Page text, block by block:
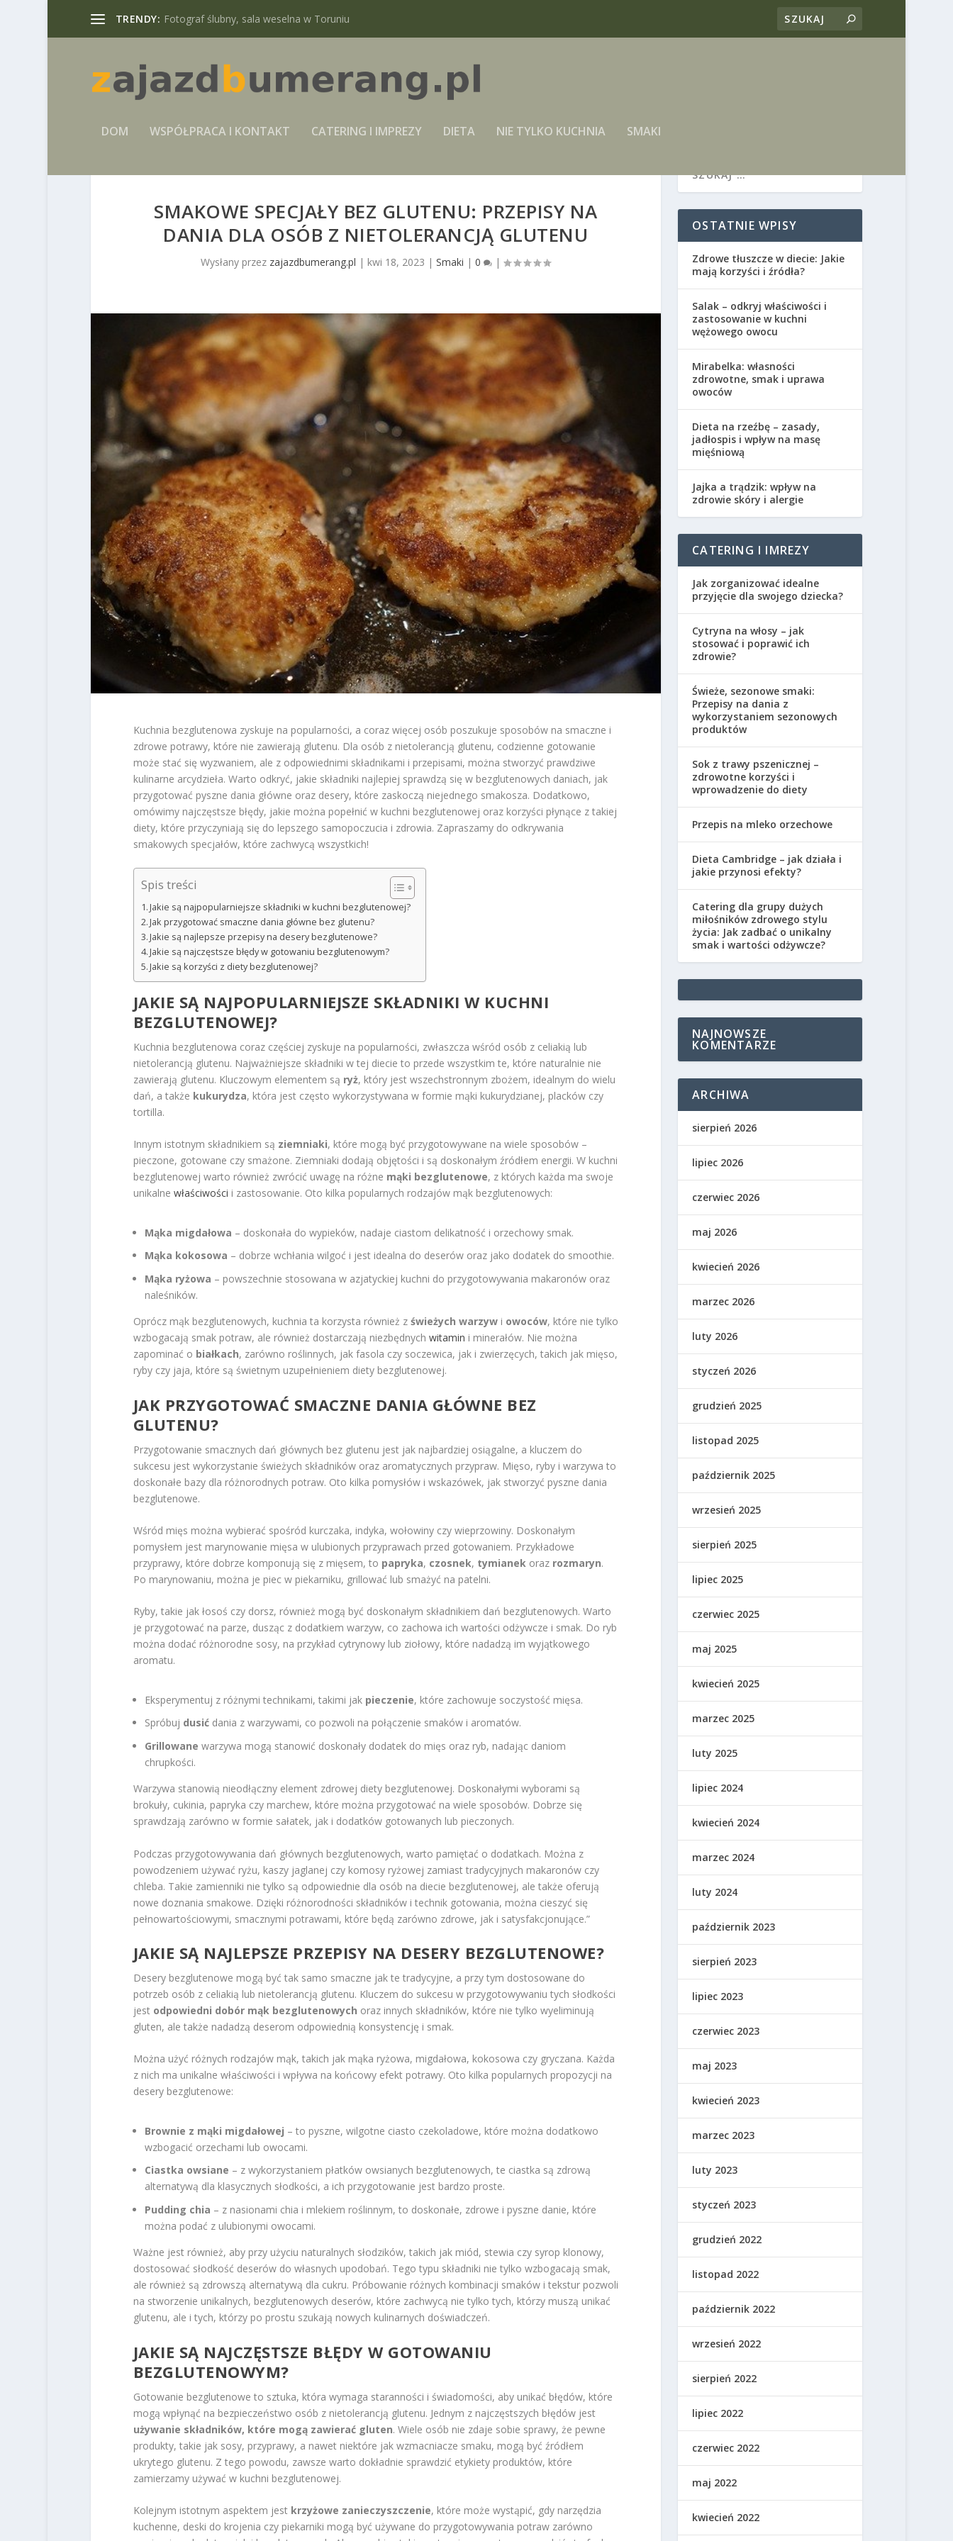
TRENDY: Fotograf ślubny, sala weselna w Toruniu
DOM WSPÓŁPRACA I KONTAKT CATERING I IMPREZY DIETA NIE TYLKO KUCHNIA SMAKI
SMAKOWE SPECJAŁY BEZ GLUTENU: PRZEPISY NA
DANIA DLA OSÓB Z NIETOLERANCJĄ GLUTENU
Wysłany przez zajazdbumerang.pl | kwi 18, 2023 |Smaki |0 |
Kuchnia bezglutenowa zyskuje na popularności, a coraz więcej osób poszukuje sposobów na smaczne i
zdrowe potrawy, które nie zawierają glutenu. Dla osób z nietolerancją glutenu, codzienne gotowanie
może stać się wyzwaniem, ale z odpowiednimi składnikami i przepisami, można stworzyć prawdziwe
kulinarne arcydzieła. Warto odkryć, jakie składniki najlepiej sprawdzą się w bezglutenowych daniach, jak
przygotować pyszne dania główne oraz desery, które zaskoczą niejednego smakosza. Dodatkowo,
omówimy najczęstsze błędy, jakie można popełnić w kuchni bezglutenowej oraz korzyści płynące z takiej
diety, które przyczyniają się do lepszego samopoczucia i zdrowia. Zapraszamy do odkrywania
smakowych specjałów, które zachwycą wszystkich!
Spis treści
Jakie są najpopularniejsze składniki w kuchni bezglutenowej?
Jak przygotować smaczne dania główne bez glutenu?
Jakie są najlepsze przepisy na desery bezglutenowe?
Jakie są najczęstsze błędy w gotowaniu bezglutenowym?
Jakie są korzyści z diety bezglutenowej?
JAKIE SĄ NAJPOPULARNIEJSZE SKŁADNIKI W KUCHNI
BEZGLUTENOWEJ?
Kuchnia bezglutenowa coraz częściej zyskuje na popularności, zwłaszcza wśród osób z celiakią lub
nietolerancją glutenu. Najważniejsze składniki w tej diecie to przede wszystkim te, które naturalnie nie
zawierają glutenu. Kluczowym elementem są ryż, który jest wszechstronnym zbożem, idealnym do wielu
dań, a także kukurydza, która jest często wykorzystywana w formie mąki kukurydzianej, placków czy
tortilla.
Innym istotnym składnikiem są ziemniaki, które mogą być przygotowywane na wiele sposobów –
pieczone, gotowane czy smażone. Ziemniaki dodają objętości i są doskonałym źródłem energii. W kuchni
bezglutenowej warto również zwrócić uwagę na różne mąki bezglutenowe, z których każda ma swoje
unikalne właściwości i zastosowanie. Oto kilka popularnych rodzajów mąk bezglutenowych:
Mąka migdałowa – doskonała do wypieków, nadaje ciastom delikatność i orzechowy smak.
Mąka kokosowa – dobrze wchłania wilgoć i jest idealna do deserów oraz jako dodatek do smoothie.
Mąka ryżowa – powszechnie stosowana w azjatyckiej kuchni do przygotowywania makaronów oraz
naleśników.
Oprócz mąk bezglutenowych, kuchnia ta korzysta również z świeżych warzywi owoców, które nie tylko
wzbogacają smak potraw, ale również dostarczają niezbędnych witamin i minerałów. Nie można
zapominać o białkach, zarówno roślinnych, jak fasola czy soczewica, jak i zwierzęcych, takich jak mięso,
ryby czy jaja, które są świetnym uzupełnieniem diety bezglutenowej.
JAK PRZYGOTOWAĆ SMACZNE DANIA GŁÓWNE BEZ
GLUTENU?
Przygotowanie smacznych dań głównych bez glutenu jest jak najbardziej osiągalne, a kluczem do
sukcesu jest wykorzystanie świeżych składników oraz aromatycznych przypraw. Mięso, ryby i warzywa to
doskonałe bazy dla różnorodnych potraw. Oto kilka pomysłów i wskazówek, jak stworzyć pyszne dania
bezglutenowe.
Wśród mięs można wybierać spośród kurczaka, indyka, wołowiny czy wieprzowiny. Doskonałym
pomysłem jest marynowanie mięsa w ulubionych przyprawach przed gotowaniem. Przykładowe
przyprawy, które dobrze komponują się z mięsem, to papryka, czosnek, tymianekoraz rozmaryn.
Po marynowaniu, można je piec w piekarniku, grillować lub smażyć na patelni.
Ryby, takie jak łosoś czy dorsz, również mogą być doskonałym składnikiem dań bezglutenowych. Warto
je przygotować na parze, dusząc z dodatkiem warzyw, co zachowa ich wartości odżywcze i smak. Do ryb
można dodać różnorodne sosy, na przykład cytrynowy lub ziołowy, które nadadzą im wyjątkowego
aromatu.
Eksperymentuj z różnymi technikami, takimi jak pieczenie, które zachowuje soczystość mięsa.
Spróbuj dusićdania z warzywami, co pozwoli na połączenie smaków i aromatów.
Grillowane warzywa mogą stanowić doskonały dodatek do mięs oraz ryb, nadając daniom
chrupkości.
Warzywa stanowią nieodłączny element zdrowej diety bezglutenowej. Doskonałymi wyborami są
brokuły, cukinia, papryka czy marchew, które można przygotować na wiele sposobów. Dobrze się
sprawdzają zarówno w formie sałatek, jak i dodatków gotowanych lub pieczonych.
Podczas przygotowywania dań głównych bezglutenowych, warto pamiętać o dodatkach. Można z
powodzeniem używać ryżu, kaszy jaglanej czy komosy ryżowej zamiast tradycyjnych makaronów czy
chleba. Takie zamienniki nie tylko są odpowiednie dla osób na diecie bezglutenowej, ale także oferują
nowe doznania smakowe. Dzięki różnorodności składników i technik gotowania, można cieszyć się
pełnowartościowymi, smacznymi potrawami, które będą zarówno zdrowe, jak i satysfakcjonujące.”
JAKIE SĄ NAJLEPSZE PRZEPISY NA DESERY BEZGLUTENOWE?
Desery bezglutenowe mogą być tak samo smaczne jak te tradycyjne, a przy tym dostosowane do
potrzeb osób z celiakią lub nietolerancją glutenu. Kluczem do sukcesu w przygotowywaniu tych słodkości
jest odpowiedni dobór mąk bezglutenowych oraz innych składników, które nie tylko wyeliminują
gluten, ale także nadadzą deserom odpowiednią konsystencję i smak.
Można użyć różnych rodzajów mąk, takich jak mąka ryżowa, migdałowa, kokosowa czy gryczana. Każda
z nich ma unikalne właściwości i wpływa na końcowy efekt potrawy. Oto kilka popularnych propozycji na
desery bezglutenowe:
Brownie z mąki migdałowej – to pyszne, wilgotne ciasto czekoladowe, które można dodatkowo
wzbogacić orzechami lub owocami.
Ciastka owsiane – z wykorzystaniem płatków owsianych bezglutenowych, te ciastka są zdrową
alternatywą dla klasycznych słodkości, a ich przygotowanie jest bardzo proste.
Pudding chia – z nasionami chia i mlekiem roślinnym, to doskonałe, zdrowe i pyszne danie, które
można podać z ulubionymi owocami.
Ważne jest również, aby przy użyciu naturalnych słodzików, takich jak miód, stewia czy syrop klonowy,
dostosować słodkość deserów do własnych upodobań. Tego typu składniki nie tylko wzbogacają smak,
ale również są zdrowszą alternatywą dla cukru. Próbowanie różnych kombinacji smaków i tekstur pozwoli
na stworzenie unikalnych, bezglutenowych deserów, które zachwycą nie tylko tych, którzy muszą unikać
glutenu, ale i tych, którzy po prostu szukają nowych kulinarnych doświadczeń.
JAKIE SĄ NAJCZĘSTSZE BŁĘDY W GOTOWANIU
BEZGLUTENOWYM?
Gotowanie bezglutenowe to sztuka, która wymaga staranności i świadomości, aby unikać błędów, które
mogą wpłynąć na bezpieczeństwo osób z nietolerancją glutenu. Jednym z najczęstszych błędów jest
używanie składników, które mogą zawierać gluten. Wiele osób nie zdaje sobie sprawy, że pewne
produkty, takie jak sosy, przyprawy, a nawet niektóre jak wzmacniacze smaku, mogą być źródłem
ukrytego glutenu. Z tego powodu, zawsze warto dokładnie sprawdzić etykiety produktów, które
zamierzamy używać w kuchni bezglutenowej.
Kolejnym istotnym aspektem jest krzyżowe zanieczyszczenie, które może wystąpić, gdy narzędzia
kuchenne, deski do krojenia czy piekarniki mogą być używane do przygotowywania potraw zarówno
OSTATNIE WPISY
Zdrowe tłuszcze w diecie: Jakie
mają korzyści i źródła?
Salak – odkryj właściwości i
zastosowanie w kuchni
wężowego owocu
Mirabelka: własności
zdrowotne, smak i uprawa
owoców
Dieta na rzeźbę – zasady,
jadłospis i wpływ na masę
mięśniową
Jajka a trądzik: wpływ na
zdrowie skóry i alergie
CATERING I IMREZY
Jak zorganizować idealne
przyjęcie dla swojego dziecka?
Cytryna na włosy – jak
stosować i poprawić ich
zdrowie?
Świeże, sezonowe smaki:
Przepisy na dania z
wykorzystaniem sezonowych
produktów
Sok z trawy pszenicznej –
zdrowotne korzyści i
wprowadzenie do diety
Przepis na mleko orzechowe
Dieta Cambridge – jak działa i
jakie przynosi efekty?
Catering dla grupy dużych
miłośników zdrowego stylu
życia: Jak zadbać o unikalny
smak i wartości odżywcze?
NAJNOWSZE
KOMENTARZE
ARCHIWA
sierpień 2026
lipiec 2026
czerwiec 2026
maj 2026
kwiecień 2026
marzec 2026
luty 2026
styczeń 2026
grudzień 2025
listopad 2025
październik 2025
wrzesień 2025
sierpień 2025
lipiec 2025
czerwiec 2025
maj 2025
kwiecień 2025
marzec 2025
luty 2025
lipiec 2024
kwiecień 2024
marzec 2024
luty 2024
październik 2023
sierpień 2023
lipiec 2023
czerwiec 2023
maj 2023
kwiecień 2023
marzec 2023
luty 2023
styczeń 2023
grudzień 2022
listopad 2022
październik 2022
wrzesień 2022
sierpień 2022
lipiec 2022
czerwiec 2022
maj 2022
kwiecień 2022